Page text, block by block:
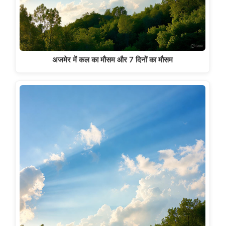
अजमेर में कल का मौसम और 7 दिनों का मौसम